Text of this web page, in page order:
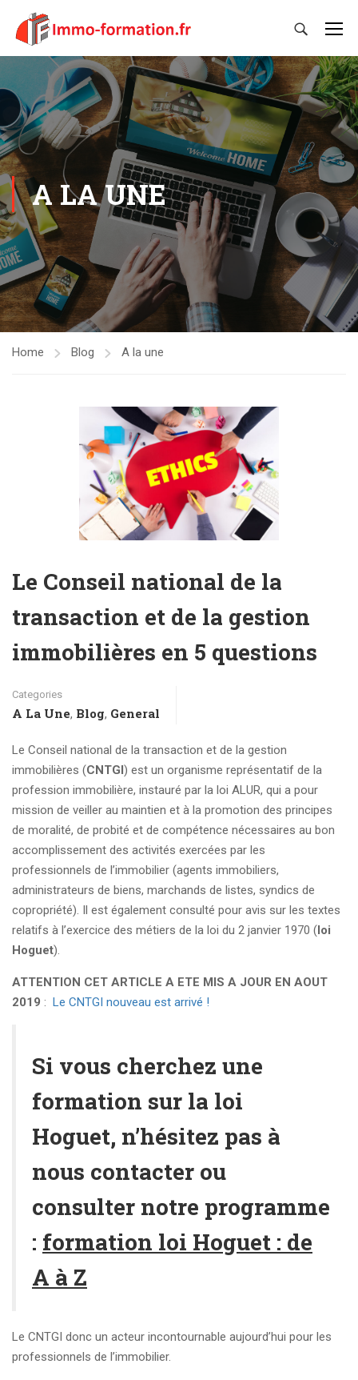
A LA UNE
Home Blog A la une
Le Conseil national de la
transaction et de la gestion
immobilières en 5 questions
Categories
A La Une, Blog, General
Le Conseil national de la transaction et de la gestion
immobilières (CNTGI) est un organisme représentatif de la
profession immobilière, instauré par la loi ALUR, qui a pour
mission de veiller au maintien et à la promotion des principes
de moralité, de probité et de compétence nécessaires au bon
accomplissement des activités exercées par les
professionnels de l’immobilier (agents immobiliers,
administrateurs de biens, marchands de listes, syndics de
copropriété). Il est également consulté pour avis sur les textes
relatifs à l’exercice des métiers de la loi du 2 janvier 1970 (loi
Hoguet).
ATTENTION CET ARTICLE A ETE MIS A JOUR EN AOUT
2019 : Le CNTGI nouveau est arrivé !
Si vous cherchez une
formation sur la loi
Hoguet, n’hésitez pas à
nous contacter ou
consulter notre programme
: formation loi Hoguet : de
A à Z
Le CNTGI donc un acteur incontournable aujourd’hui pour les
professionnels de l’immobilier.